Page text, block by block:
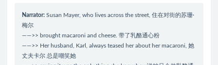
Narrator: Susan Mayer, who lives across the street, 住在对街的苏珊·
梅尔
——>> brought macaroni and cheese. 带了乳酪通心粉
——>> Her husband, Karl, always teased her about her macaroni, 她
丈夫卡尔 总是嘲笑她